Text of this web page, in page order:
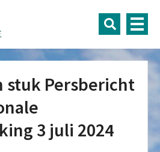
stuk Persbericht
3 juli 2024